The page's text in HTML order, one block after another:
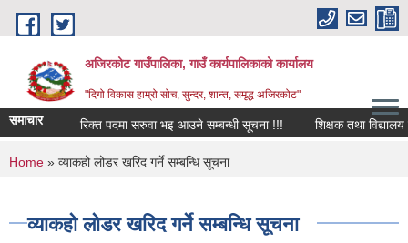
Skip to main content
अजिरकोट गाउँपालिका, गाउँ कार्यपालिकाको कार्यालय
"दिगो विकास हाम्रो सोच, सुन्दर, शान्त, समृद्ध अजिरकोट"
समाचार रिक्त पदमा सरुवा भइ आउने सम्बन्धी सूचना !!! शिक्षक तथा विद्यालय
You are here
Home » व्याकहो लोडर खरिद गर्ने सम्बन्धि सूचना
व्याकहो लोडर खरिद गर्ने सम्बन्धि सूचना